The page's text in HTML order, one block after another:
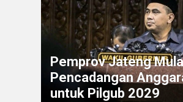
Pemprov Jateng
Pencadangan
untuk Pilgub 2029